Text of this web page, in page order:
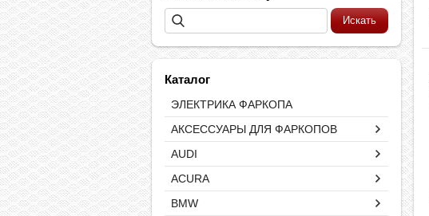
Каталог
ЭЛЕКТРИКА ФАРКОПА
АКСЕССУАРЫ ДЛЯ ФАРКОПОВ
AUDI
ACURA
BMW